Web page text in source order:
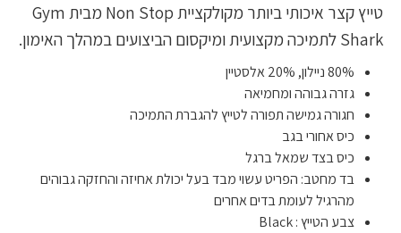
טייץ קצר איכותי ביותר מקולקציית Non Stop מבית Gym
Shark לתמיכה מקצועית ומיקסום הביצועים במהלך האימון.
80% ניילון, 20% אלסטיין
גזרה גבוהה ומחמיאה
חגורה גמישה תפורה לטייץ להגברת התמיכה
כיס אחורי בגב
כיס בצד שמאל ברגל
בד מחטב: הפריט עשוי מבד בעל יכולת אחיזה והחזקה גבוהים
מהרגיל לעומת בדים אחרים
צבע הטייץ : Black